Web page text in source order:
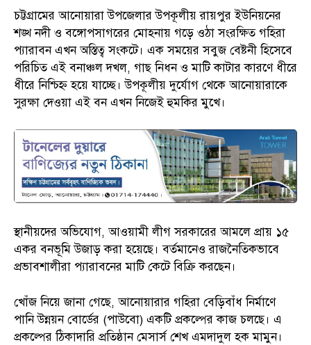
চট্টগ্রামের আনোয়ারা উপজেলার উপকূলীয় রায়পুর ইউনিয়নের
শঙ্খ নদী ও বঙ্গোপসাগরের মোহনায় গড়ে ওঠা সংরক্ষিত গহিরা
প্যারাবন এখন অস্তিত্ব সংকটে। এক সময়ের সবুজ বেষ্টনী হিসেবে
পরিচিত এই বনাঞ্চল দখল, গাছ নিধন ও মাটি কাটার কারণে ধীরে
ধীরে নিশ্চিহ্ন হয়ে যাচ্ছে। উপকূলীয় দুর্যোগ থেকে আনোয়ারাকে
সুরক্ষা দেওয়া এই বন এখন নিজেই হুমকির মুখে।
স্থানীয়দের অভিযোগ, আওয়ামী লীগ সরকারের আমলে প্রায় ১৫
একর বনভূমি উজাড় করা হয়েছে। বর্তমানেও রাজনৈতিকভাবে
প্রভাবশালীরা প্যারাবনের মাটি কেটে বিক্রি করছেন।
খোঁজ নিয়ে জানা গেছে, আনোয়ারার গহিরা বেড়িবাঁধ নির্মাণে
পানি উন্নয়ন বোর্ডের (পাউবো) একটি প্রকল্পের কাজ চলছে। এ
প্রকল্পের ঠিকাদারি প্রতিষ্ঠান মেসার্স শেখ এমদাদুল হক মামুন।